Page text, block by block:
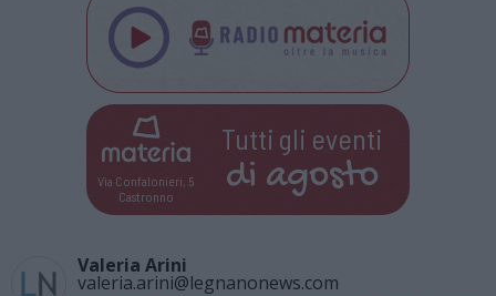
Via Confalonieri, 5
Castronno
Tutti gli eventi
di agosto
Valeria Arini
valeria.arini@legnanonews.com